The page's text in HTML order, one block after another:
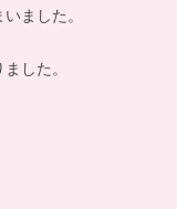
ました。
した。